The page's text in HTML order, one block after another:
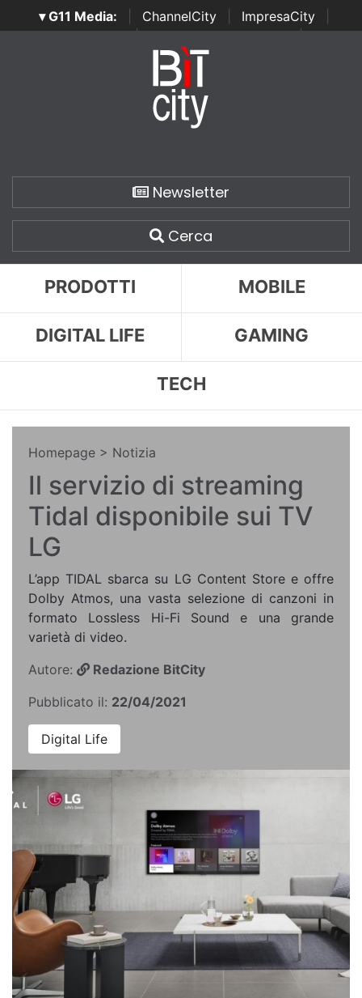
▾ G11 Media: ChannelCity ImpresaCity
SecurityOpenLab | Italian Channel Awards | Italian
Italian Security Awards
Newsletter
Cerca
PRODOTTI MOBILE
DIGITAL LIFE GAMING
TECH
Homepage > Notizia
Il servizio di streaming
Tidal disponibile sui TV
LG
L’app TIDAL sbarca su LG Content Store e offre
Dolby Atmos, una vasta selezione di canzoni in
formato Lossless Hi-Fi Sound e una grande
varietà di video.
Autore:
Redazione BitCity
Pubblicato il: 22/04/2021
Digital Life